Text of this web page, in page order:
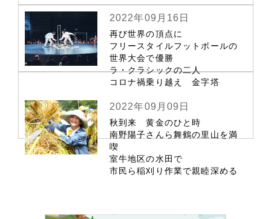
2022年09月16日
再び世界の頂点に
フリースタイルフットボールの
世界大会で優勝
ラ・クラシックの二人
コロナ禍乗り越え 金字塔
2022年09月09日
秋到来 黄金のひと時
南野陽子さんら舞鶴の里山を満
喫
室牛地区の水田で
市民ら稲刈り作業で親睦深める